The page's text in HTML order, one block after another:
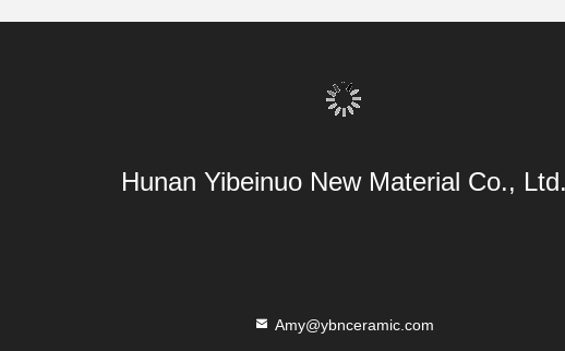
Hunan Yibeinuo New Material Co., Ltd.
Amy@ybnceramic.com